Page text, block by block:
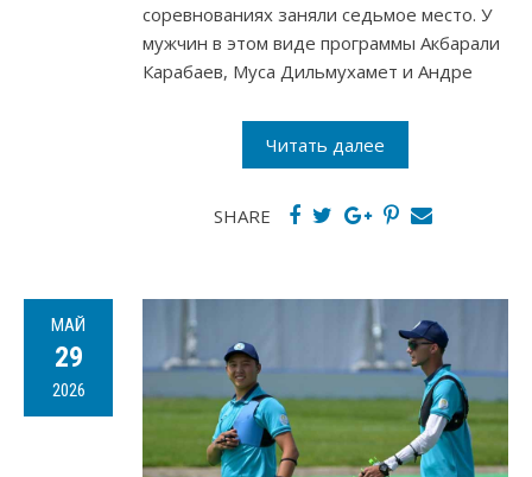
соревнованиях заняли седьмое место. У
мужчин в этом виде программы Акбарали
Карабаев, Муса Дильмухамет и Андре
Читать далее
SHARE
МАЙ
29
2026